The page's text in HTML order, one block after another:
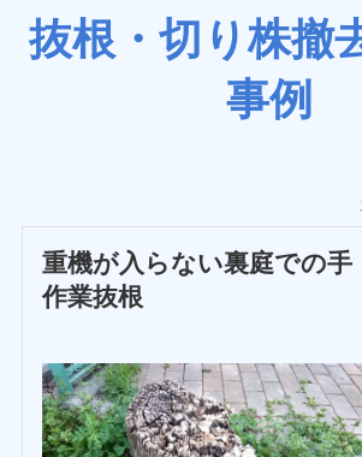
抜根・切り株撤
事例
重機が入らない裏庭での手
作業抜根